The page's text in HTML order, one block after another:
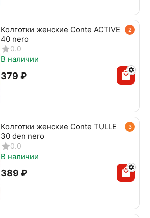
2
Колготки женские Conte ACTIVE
40 nero
0.0
В наличии
‍379‍ ₽
3
Колготки женские Conte TULLE
30 den nero
0.0
В наличии
‍389‍ ₽